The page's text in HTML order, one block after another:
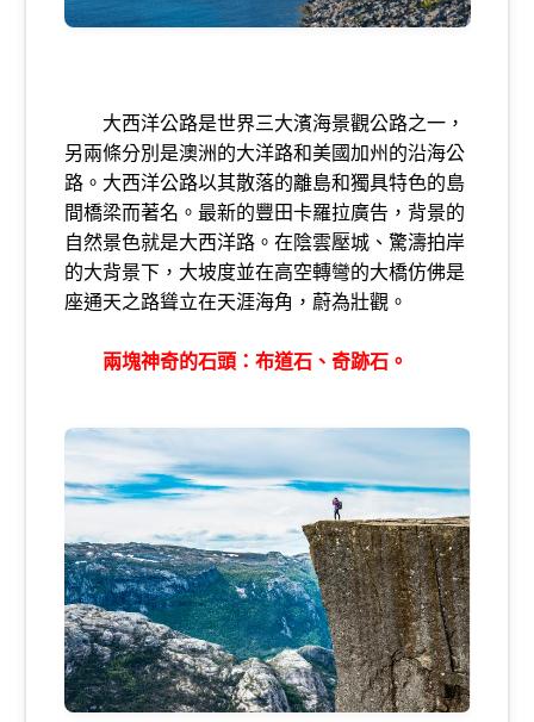
大西洋公路是世界三大濱海景觀公路之一，
另兩條分別是澳洲的大洋路和美國加州的沿海公
路。大西洋公路以其散落的離島和獨具特色的島
間橋梁而著名。最新的豐田卡羅拉廣告，背景的
自然景色就是大西洋路。在陰雲壓城、驚濤拍岸
的大背景下，大坡度並在高空轉彎的大橋仿佛是
座通天之路聳立在天涯海角，蔚為壯觀。
兩塊神奇的石頭：布道石、奇跡石。